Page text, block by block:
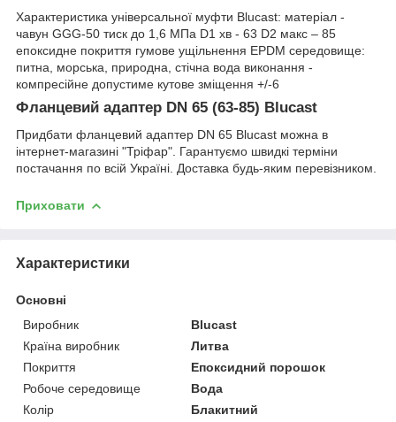
Характеристика універсальної муфти Blucast: матеріал -
чавун GGG-50 тиск до 1,6 МПа D1 хв - 63 D2 макс – 85
епоксидне покриття гумове ущільнення EPDM середовище:
питна, морська, природна, стічна вода виконання -
компресійне допустиме кутове зміщення +/-6
Фланцевий адаптер DN 65 (63-85) Blucast
Придбати фланцевий адаптер DN 65 Blucast можна в
інтернет-магазині "Тріфар". Гарантуємо швидкі терміни
постачання по всій Україні. Доставка будь-яким перевізником.
Приховати
Характеристики
Основні
Виробник
Blucast
Країна виробник
Литва
Покриття
Епоксидний порошок
Робоче середовище
Вода
Колір
Блакитний